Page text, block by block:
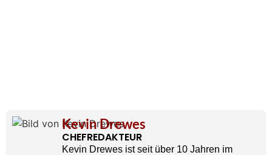
Kevin Drewes
CHEFREDAKTEUR
Kevin Drewes ist seit über 10 Jahren im